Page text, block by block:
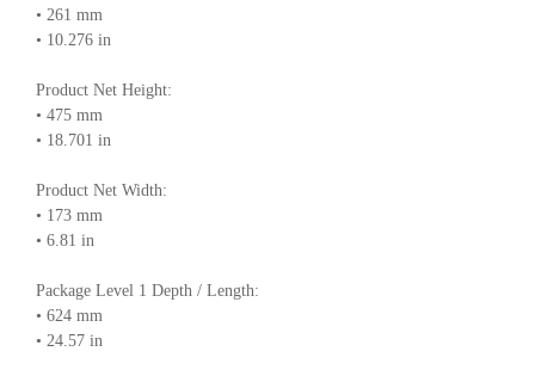
• 261 mm
• 10.276 in
Product Net Height:
• 475 mm
• 18.701 in
Product Net Width:
• 173 mm
• 6.81 in
Package Level 1 Depth / Length:
• 624 mm
• 24.57 in